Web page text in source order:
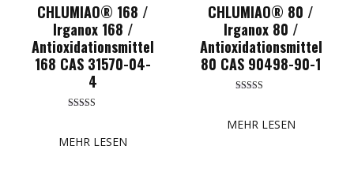
CHLUMIAO® 168 /
Irganox 168 /
Antioxidationsmittel
168 CAS 31570-04-
4
von 5
MEHR LESEN
CHLUMIAO® 80 /
Irganox 80 /
Antioxidationsmittel
80 CAS 90498-90-1
von 5
MEHR LESEN